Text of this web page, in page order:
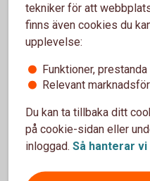
Temarapport
Tidigare
tekniker för att
finns även cookies du
upplevelse:
Funktioner,
Relevant
Du kan ta tillbaka ditt
på cookie-sidan eller
inloggad. Så hanterar vi